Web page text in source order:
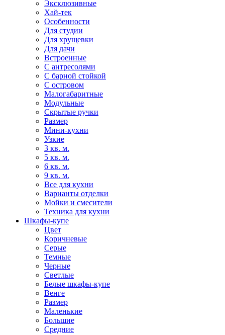
Эксклюзивные
Хай-тек
Особенности
Для студии
Для хрущевки
Для дачи
Встроенные
С антресолями
С барной стойкой
С островом
Малогабаритные
Модульные
Скрытые ручки
Размер
Мини-кухни
Узкие
3 кв. м.
5 кв. м.
6 кв. м.
9 кв. м.
Все для кухни
Варианты отделки
Мойки и смесители
Техника для кухни
Шкафы-купе
Цвет
Коричневые
Серые
Темные
Черные
Светлые
Белые шкафы-купе
Венге
Размер
Маленькие
Большие
Средние